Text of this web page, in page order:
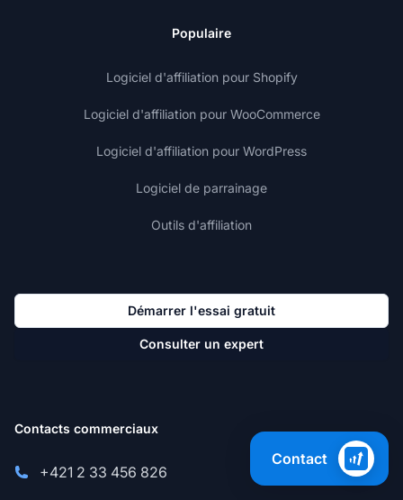
Populaire
Logiciel d'affiliation pour Shopify
Logiciel d'affiliation pour WooCommerce
Logiciel d'affiliation pour WordPress
Logiciel de parrainage
Outils d'affiliation
Démarrer l'essai gratuit
Consulter un expert
Contacts commerciaux
+421 2 33 456 826
Contact